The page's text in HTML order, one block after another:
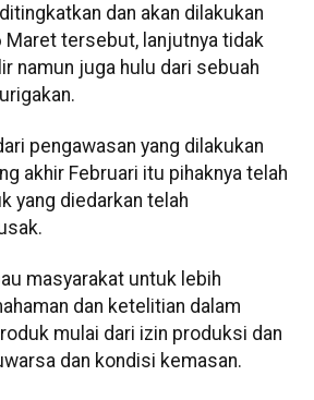
dan akan dilakukan
Maret tersebut, lanjutnya tidak
namun juga hulu dari sebuah
pengawasan yang dilakukan
akhir Februari itu pihaknya telah
yang diedarkan telah
masyarakat untuk lebih
dan ketelitian dalam
mulai dari izin produksi dan
dan kondisi kemasan.